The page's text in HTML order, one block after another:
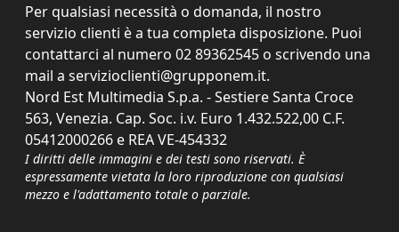
Per qualsiasi necessità o domanda, il nostro
servizio clienti è a tua completa disposizione. Puoi
contattarci al numero 02 89362545 o scrivendo una
mail a servizioclienti@grupponem.it.
Nord Est Multimedia S.p.a. - Sestiere Santa Croce
563, Venezia. Cap. Soc. i.v. Euro 1.432.522,00 C.F.
05412000266 e REA VE-454332
I diritti delle immagini e dei testi sono riservati. È
espressamente vietata la loro riproduzione con qualsiasi
mezzo e l'adattamento totale o parziale.